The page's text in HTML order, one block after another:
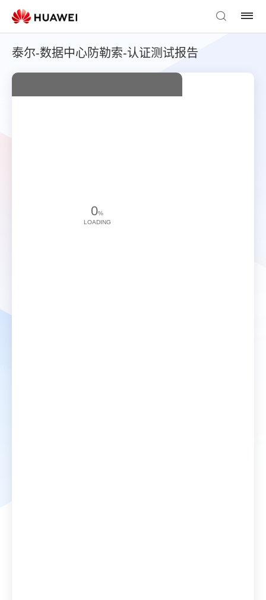
泰尔-数据中心防勒索-认证测试报告
0%
LOADING